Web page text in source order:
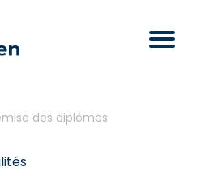
des diplômes